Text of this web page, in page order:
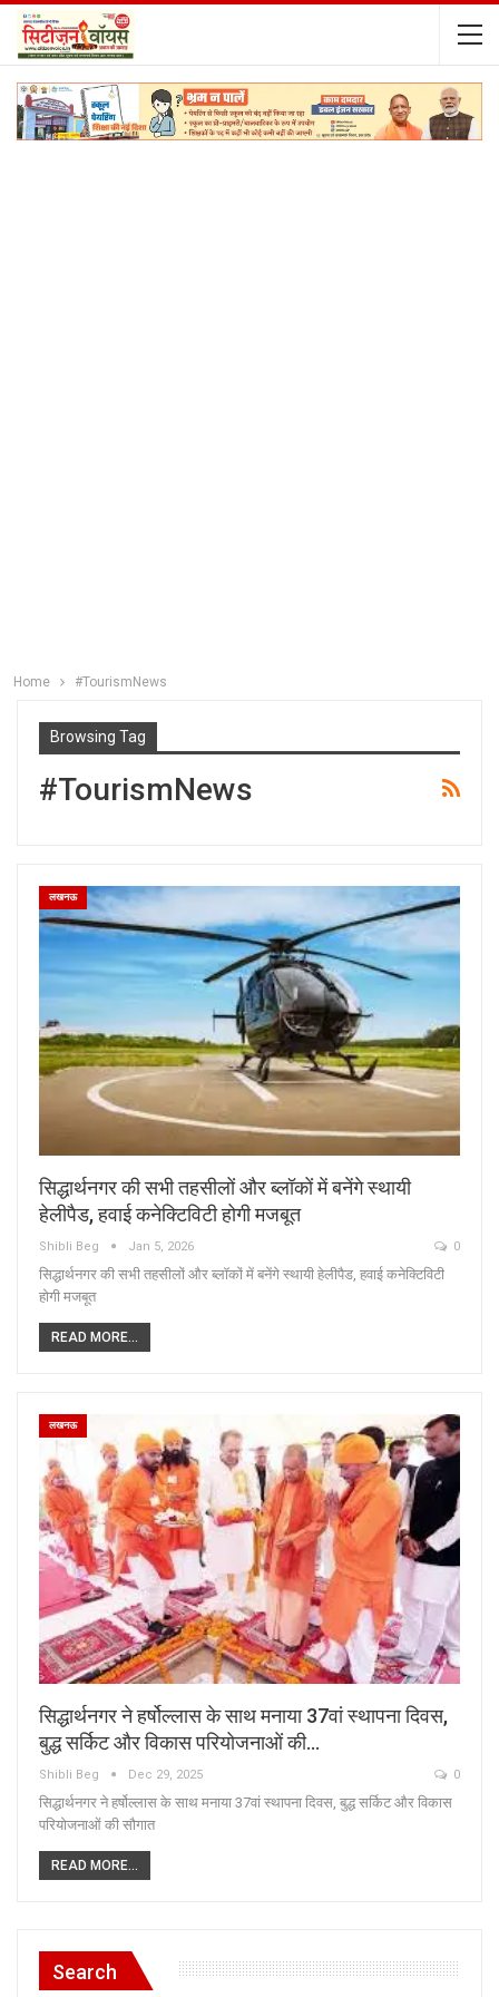
Home #TourismNews
Browsing Tag
#TourismNews
लखनऊ
सिद्धार्थनगर की सभी तहसीलों और ब्लॉकों में बनेंगे स्थायी
हेलीपैड, हवाई कनेक्टिविटी होगी मजबूत
Shibli Beg Jan 5, 2026 0
सिद्धार्थनगर की सभी तहसीलों और ब्लॉकों में बनेंगे स्थायी हेलीपैड, हवाई कनेक्टिविटी
होगी मजबूत
READ MORE...
लखनऊ
सिद्धार्थनगर ने हर्षोल्लास के साथ मनाया 37वां स्थापना दिवस,
बुद्ध सर्किट और विकास परियोजनाओं की…
Shibli Beg Dec 29, 2025 0
सिद्धार्थनगर ने हर्षोल्लास के साथ मनाया 37वां स्थापना दिवस, बुद्ध सर्किट और विकास
परियोजनाओं की सौगात
READ MORE...
Search